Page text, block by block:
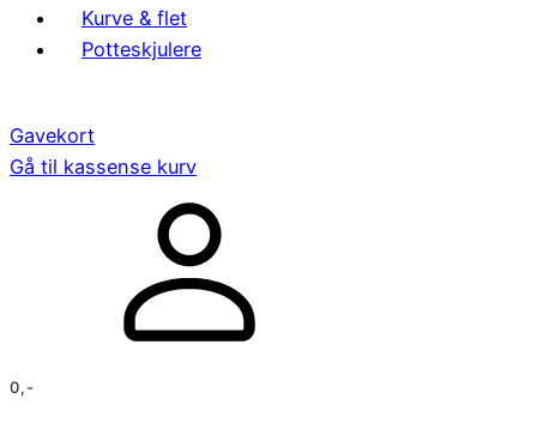
Kurve & flet
Potteskjulere
Gavekort
Gå til kassense kurv
0,-